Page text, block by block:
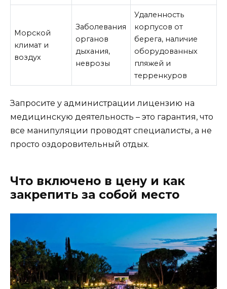
Морской
климат и
воздух
Заболевания
органов
дыхания,
неврозы
Удаленность
корпусов от
берега, наличие
оборудованных
пляжей и
терренкуров
Запросите у администрации лицензию на
медицинскую деятельность – это гарантия, что
все манипуляции проводят специалисты, а не
просто оздоровительный отдых.
Что включено в цену и как
закрепить за собой место